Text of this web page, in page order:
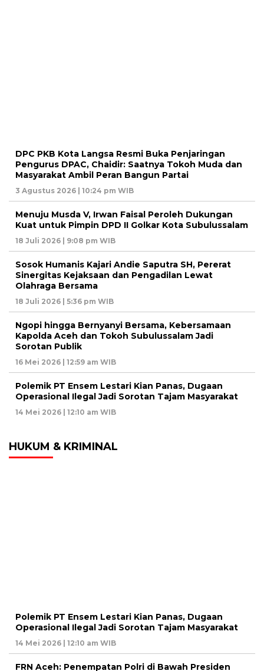
DPC PKB Kota Langsa Resmi Buka Penjaringan
Pengurus DPAC, Chaidir: Saatnya Tokoh Muda dan
Masyarakat Ambil Peran Bangun Partai
3 Agustus 2026 | 10:24 pm WIB
Menuju Musda V, Irwan Faisal Peroleh Dukungan
Kuat untuk Pimpin DPD II Golkar Kota Subulussalam
18 Juli 2026 | 9:08 pm WIB
Sosok Humanis Kajari Andie Saputra SH, Pererat
Sinergitas Kejaksaan dan Pengadilan Lewat
Olahraga Bersama
18 Juli 2026 | 5:36 pm WIB
Ngopi hingga Bernyanyi Bersama, Kebersamaan
Kapolda Aceh dan Tokoh Subulussalam Jadi
Sorotan Publik
16 Mei 2026 | 12:59 am WIB
Polemik PT Ensem Lestari Kian Panas, Dugaan
Operasional Ilegal Jadi Sorotan Tajam Masyarakat
14 Mei 2026 | 12:10 am WIB
HUKUM & KRIMINAL
Polemik PT Ensem Lestari Kian Panas, Dugaan
Operasional Ilegal Jadi Sorotan Tajam Masyarakat
14 Mei 2026 | 12:10 am WIB
FRN Aceh: Penempatan Polri di Bawah Presiden